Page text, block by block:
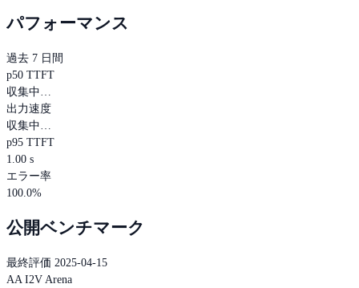
パフォーマンス
過去 7 日間
p50 TTFT
収集中…
出力速度
収集中…
p95 TTFT
1.00 s
エラー率
100.0%
公開ベンチマーク
最終評価 2025-04-15
AA I2V Arena